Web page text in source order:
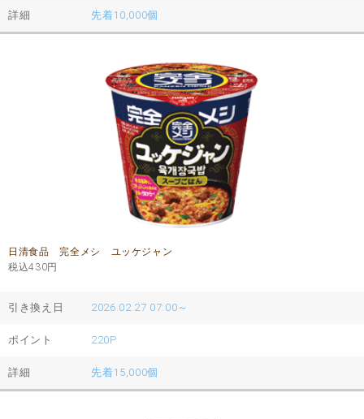
詳細 先着10,000個
日清食品 完全メシ ユッケジャン
税込430円
引き換え日 2026.02.27 07:00～
ポイント 220P
詳細 先着15,000個